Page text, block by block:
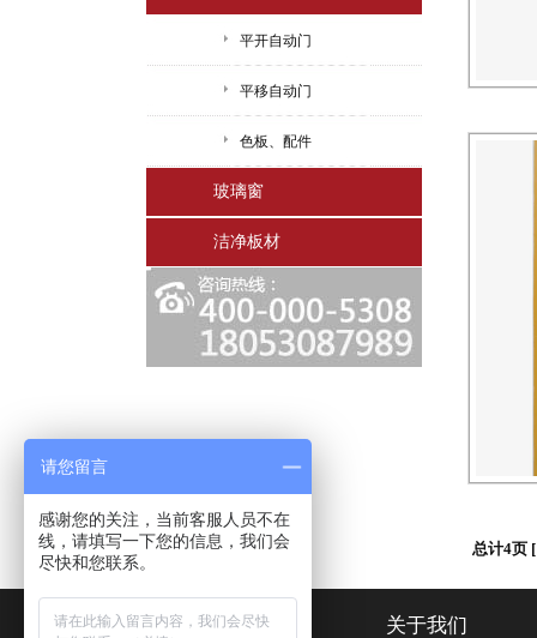
平开自动门
平移自动门
色板、配件
玻璃窗
洁净板材
总计4页
网站首页 关于我们
请您留言
感谢您的关注，当前客服人员不在
线，请填写一下您的信息，我们会
尽快和您联系。